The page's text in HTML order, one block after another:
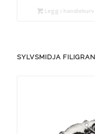
Legg i handlekurv
SYLVSMIDJA FILIGRAN